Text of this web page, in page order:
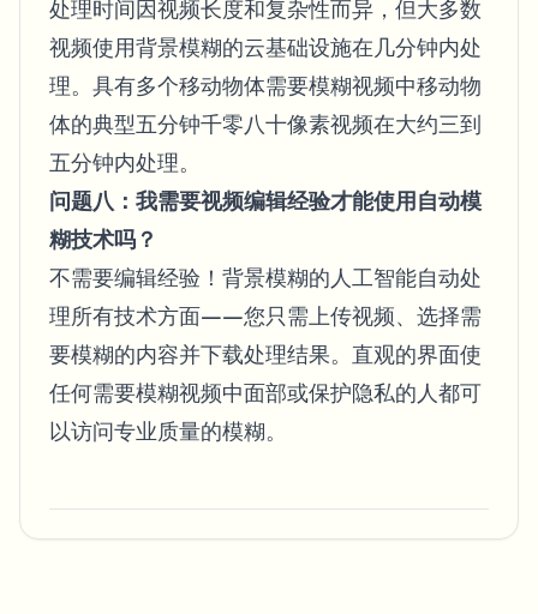
处理时间因视频长度和复杂性而异，但大多数
视频使用背景模糊的云基础设施在几分钟内处
理。具有多个移动物体需要模糊视频中移动物
体的典型五分钟千零八十像素视频在大约三到
五分钟内处理。
问题八：我需要视频编辑经验才能使用自动模
糊技术吗？
不需要编辑经验！背景模糊的人工智能自动处
理所有技术方面——您只需上传视频、选择需
要模糊的内容并下载处理结果。直观的界面使
任何需要模糊视频中面部或保护隐私的人都可
以访问专业质量的模糊。